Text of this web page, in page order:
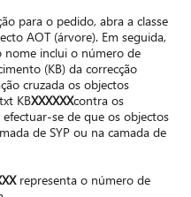
para o pedido, abra a classe
AOT (árvore). Em seguida,
nome inclui o número de
(KB) da correcção
cruzada os objectos
KBXXXXXXcontra os
se de que os objectos
de SYP ou na camada de
representa o número de